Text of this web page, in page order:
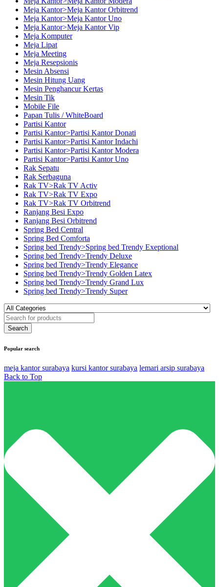
Meja Kantor>Meja Kantor Orbitrend
Meja Kantor>Meja Kantor Uno
Meja Kantor>Meja Kantor Vip
Meja Komputer
Meja Lipat
Meja Meeting
Meja Resepsionis
Mesin Absensi
Mesin Hitung Uang
Mesin Penghancur Kertas
Mesin Tik
Mobile File
Papan Tulis / WhiteBoard
Partisi Kantor
Partisi Kantor>Partisi Kantor Donati
Partisi Kantor>Partisi Kantor Indachi
Partisi Kantor>Partisi Kantor Modera
Partisi Kantor>Partisi Kantor Uno
Rak Sepatu
Rak Serbaguna
Rak TV>Rak TV Activ
Rak TV>Rak TV Expo
Rak TV>Rak TV Orbitrend
Ranjang Besi Expo
Ranjang Besi Orbitrend
Spring Bed Central
Spring Bed Comforta
Spring bed Trendy>Spring bed Trendy Exeptional
Spring bed Trendy>Trendy Deluxe
Spring bed Trendy>Trendy Elegance
Spring bed Trendy>Trendy Golden Latex
Spring bed Trendy>Trendy Grand Lux
Spring bed Trendy>Trendy Super
Popular search
meja kantor surabaya kursi kantor surabaya lemari arsip surabaya
Back to Top